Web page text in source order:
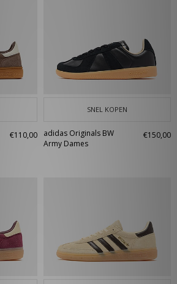
€110,00
SNEL KOPEN
adidas Originals BW
Army Dames
€150,00